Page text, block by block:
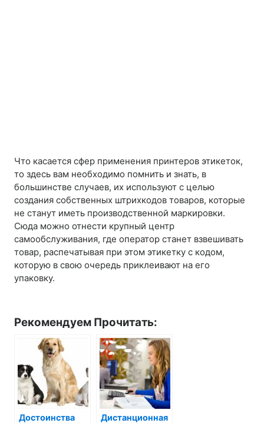
Что касается сфер применения принтеров этикеток,
то здесь вам необходимо помнить и знать, в
большинстве случаев, их используют с целью
создания собственных штрихкодов товаров, которые
не станут иметь производственной маркировки.
Сюда можно отнести крупный центр
самообслуживания, где оператор станет взвешивать
товар, распечатывая при этом этикетку с кодом,
которую в свою очередь приклеивают на его
упаковку.
Рекомендуем Прочитать:
Достоинства
Дистанционная